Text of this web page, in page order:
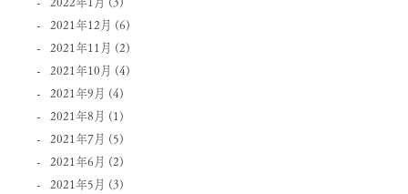
2021年12月 (6)
2021年11月 (2)
2021年10月 (4)
2021年9月 (4)
2021年8月 (1)
2021年7月 (5)
2021年6月 (2)
2021年5月 (3)